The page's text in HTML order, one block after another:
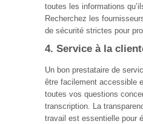
toutes les informations
Recherchez les
de sécurité strictes pour
4. Service à la
Un bon prestataire de
être facilement accessible
toutes vos questions
transcription. La
travail est essentielle pour